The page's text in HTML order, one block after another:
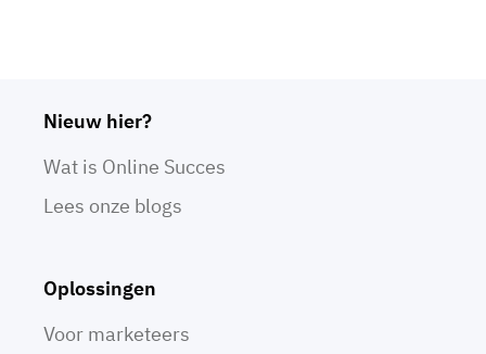
Nieuw hier?
Wat is Online Succes
Lees onze blogs
Oplossingen
Voor marketeers